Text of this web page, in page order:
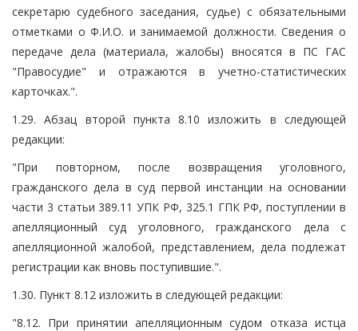
секретарю судебного заседания, судье) с обязательными
отметками о Ф.И.О. и занимаемой должности. Сведения о
передаче дела (материала, жалобы) вносятся в ПС ГАС
"Правосудие" и отражаются в учетно-статистических
карточках.".
1.29. Абзац второй пункта 8.10 изложить в следующей
редакции:
"При повторном, после возвращения уголовного,
гражданского дела в суд первой инстанции на основании
части 3 статьи 389.11 УПК РФ, 325.1 ГПК РФ, поступлении в
апелляционный суд уголовного, гражданского дела с
апелляционной жалобой, представлением, дела подлежат
регистрации как вновь поступившие.".
1.30. Пункт 8.12 изложить в следующей редакции:
"8.12. При принятии апелляционным судом отказа истца